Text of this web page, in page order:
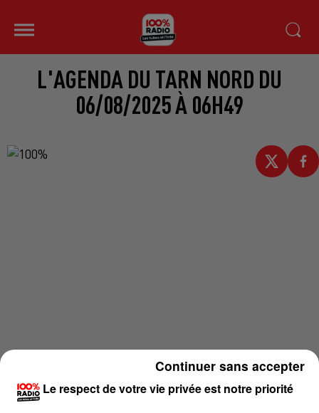
L'AGENDA DU TARN NORD DU
06/08/2025 À 06H49
Le respect de votre vie privée est notre priorité
Continuer sans accepter